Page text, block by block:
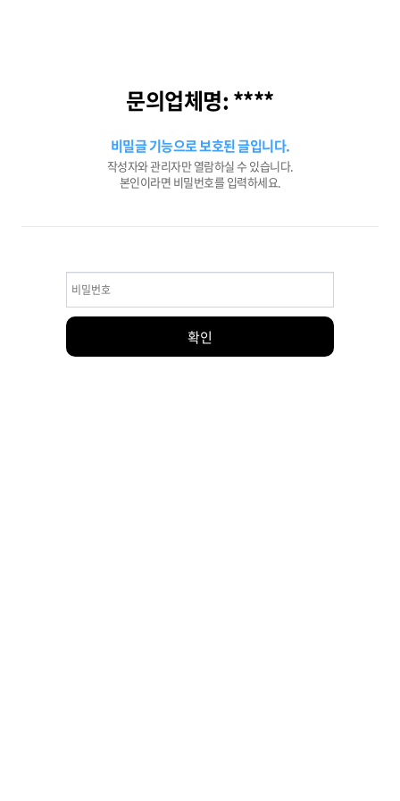
문의업체명: ****
비밀글 기능으로 보호된 글입니다.
작성자와 관리자만 열람하실 수 있습니다.
본인이라면 비밀번호를 입력하세요.